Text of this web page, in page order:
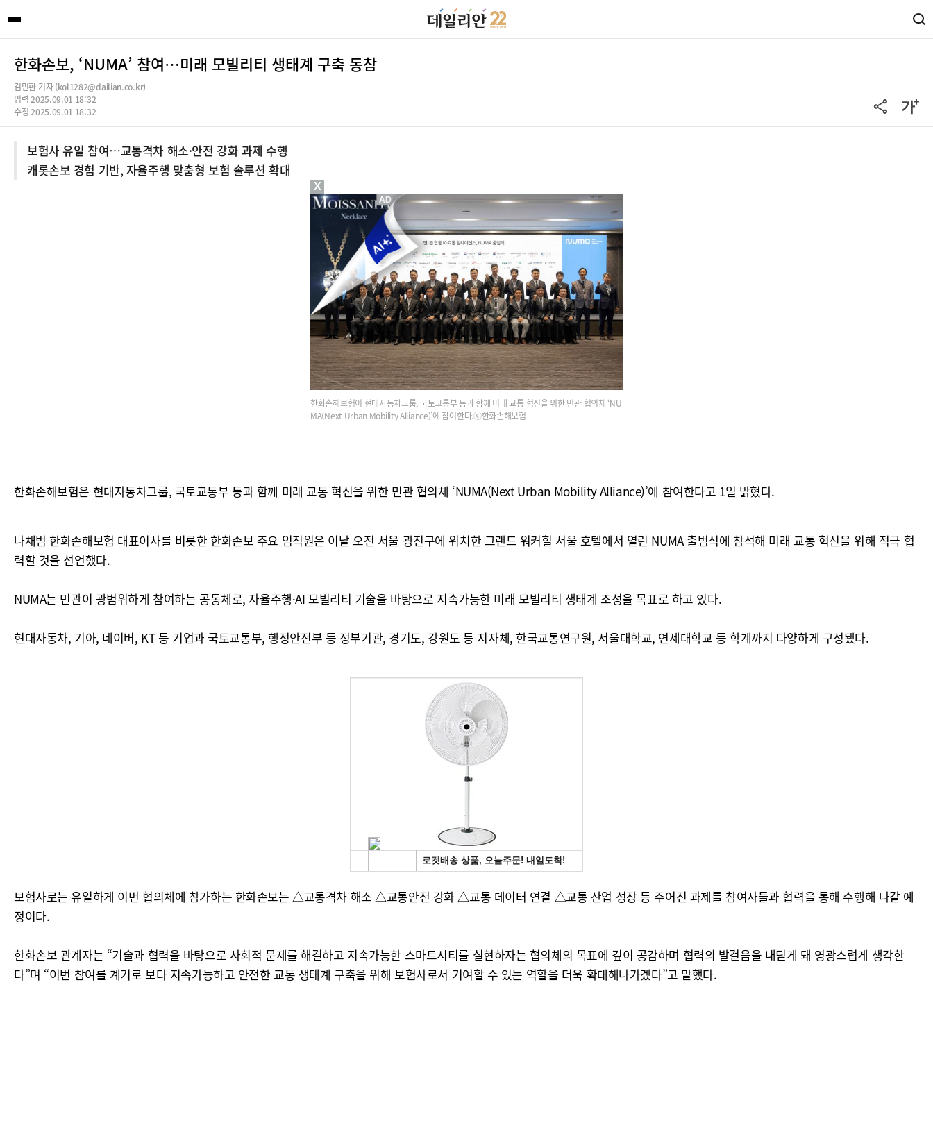
한화손보, ‘NUMA’ 참여…미래 모빌리티 생태계 구축 동참
김민환 기자 (kol1282@dailian.co.kr)
입력 2025.09.01 18:32
수정 2025.09.01 18:32
보험사 유일 참여…교통격차 해소·안전 강화 과제 수행
캐롯손보 경험 기반, 자율주행 맞춤형 보험 솔루션 확대
한화손해보험이 현대자동차그룹, 국토교통부 등과 함께 미래 교통 혁신을 위한 민관 협의체 ‘NU
MA(Next Urban Mobility Alliance)’에 참여한다.ⓒ한화손해보험
한화손해보험은 현대자동차그룹, 국토교통부 등과 함께 미래 교통 혁신을 위한 민관 협의체 ‘NUMA(Next Urban Mobility Alliance)’에 참여한다고 1일 밝혔다.
나채범 한화손해보험 대표이사를 비롯한 한화손보 주요 임직원은 이날 오전 서울 광진구에 위치한 그랜드 워커힐 서울 호텔에서 열린 NUMA 출범식에 참석해 미래 교통 혁신을 위해 적극 협
력할 것을 선언했다.
NUMA는 민관이 광범위하게 참여하는 공동체로, 자율주행·AI 모빌리티 기술을 바탕으로 지속가능한 미래 모빌리티 생태계 조성을 목표로 하고 있다.
현대자동차, 기아, 네이버, KT 등 기업과 국토교통부, 행정안전부 등 정부기관, 경기도, 강원도 등 지자체, 한국교통연구원, 서울대학교, 연세대학교 등 학계까지 다양하게 구성됐다.
보험사로는 유일하게 이번 협의체에 참가하는 한화손보는 △교통격차 해소 △교통안전 강화 △교통 데이터 연결 △교통 산업 성장 등 주어진 과제를 참여사들과 협력을 통해 수행해 나갈 예
정이다.
한화손보 관계자는 “기술과 협력을 바탕으로 사회적 문제를 해결하고 지속가능한 스마트시티를 실현하자는 협의체의 목표에 깊이 공감하며 협력의 발걸음을 내딛게 돼 영광스럽게 생각한
다”며 “이번 참여를 계기로 보다 지속가능하고 안전한 교통 생태계 구축을 위해 보험사로서 기여할 수 있는 역할을 더욱 확대해나가겠다”고 말했다.
X